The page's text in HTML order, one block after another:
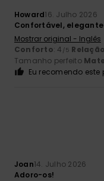
Howard16. Julho 2026
Confortável,
Mostrar original - Inglês
Conforto: 4 /5
Tamanho perfeito
Eu recomendo este
Joan14. Julho 2026
Adoro-os!